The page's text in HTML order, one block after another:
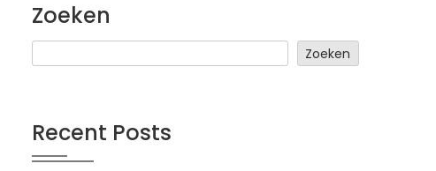
Zoeken
Zoeken
Recent Posts